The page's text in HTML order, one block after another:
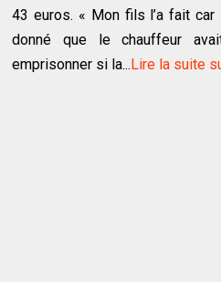
43 euros. « Mon fils l’a fait car
donné que le chauffeur
emprisonner si la...Lire la suite